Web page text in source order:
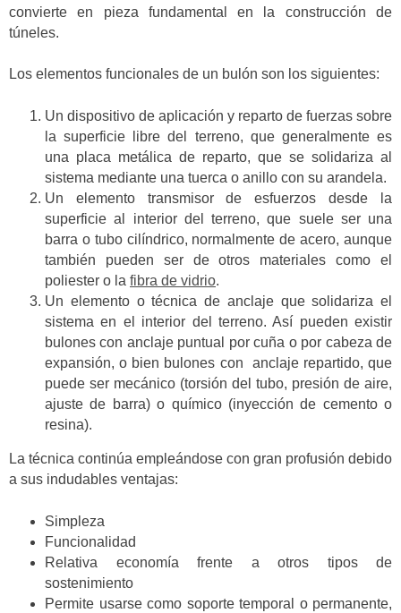
convierte en pieza fundamental en la construcción de
túneles.
Los elementos funcionales de un bulón son los siguientes:
Un dispositivo de aplicación y reparto de fuerzas sobre
la superficie libre del terreno, que generalmente es
una placa metálica de reparto, que se solidariza al
sistema mediante una tuerca o anillo con su arandela.
Un elemento transmisor de esfuerzos desde la
superficie al interior del terreno, que suele ser una
barra o tubo cilíndrico, normalmente de acero, aunque
también pueden ser de otros materiales como el
poliester o la fibra de vidrio.
Un elemento o técnica de anclaje que solidariza el
sistema en el interior del terreno. Así pueden existir
bulones con anclaje puntual por cuña o por cabeza de
expansión, o bien bulones con anclaje repartido, que
puede ser mecánico (torsión del tubo, presión de aire,
ajuste de barra) o químico (inyección de cemento o
resina).
La técnica continúa empleándose con gran profusión debido
a sus indudables ventajas:
Simpleza
Funcionalidad
Relativa economía frente a otros tipos de
sostenimiento
Permite usarse como soporte temporal o permanente,